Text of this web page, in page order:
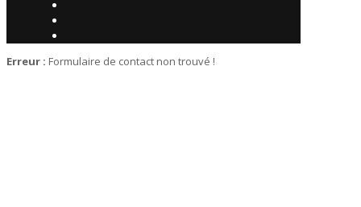
Erreur : Formulaire de contact non trouvé !